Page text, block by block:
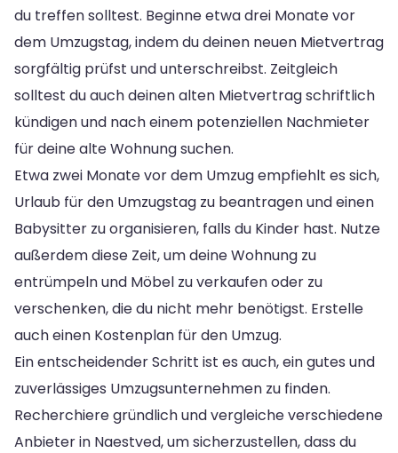
du treffen solltest. Beginne etwa drei Monate vor
dem Umzugstag, indem du deinen neuen Mietvertrag
sorgfältig prüfst und unterschreibst. Zeitgleich
solltest du auch deinen alten Mietvertrag schriftlich
kündigen und nach einem potenziellen Nachmieter
für deine alte Wohnung suchen.
Etwa zwei Monate vor dem Umzug empfiehlt es sich,
Urlaub für den Umzugstag zu beantragen und einen
Babysitter zu organisieren, falls du Kinder hast. Nutze
außerdem diese Zeit, um deine Wohnung zu
entrümpeln und Möbel zu verkaufen oder zu
verschenken, die du nicht mehr benötigst. Erstelle
auch einen Kostenplan für den Umzug.
Ein entscheidender Schritt ist es auch, ein gutes und
zuverlässiges Umzugsunternehmen zu finden.
Recherchiere gründlich und vergleiche verschiedene
Anbieter in Naestved, um sicherzustellen, dass du